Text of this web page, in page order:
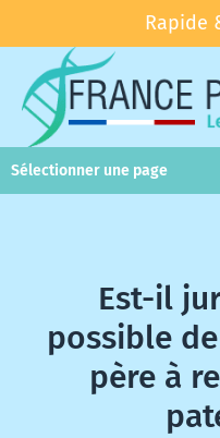
Rapide
Sélectionner une page
Est-il
possible
père à